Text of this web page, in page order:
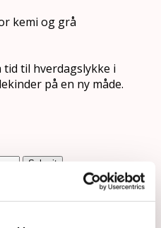
kemi og grå
til hverdagslykke i
på en ny måde.
Submit